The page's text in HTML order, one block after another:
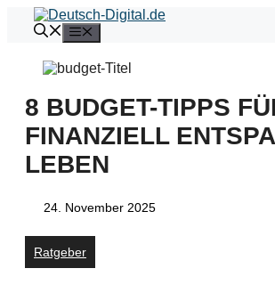
Inhalt
8 BUDGET-TIPPS
FINANZIELL
LEBEN
24. November 2025
Ratgeber